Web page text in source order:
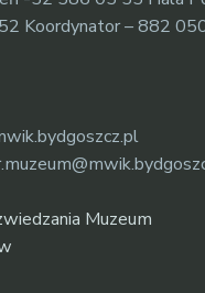
Koordynator – 882
Muzeum